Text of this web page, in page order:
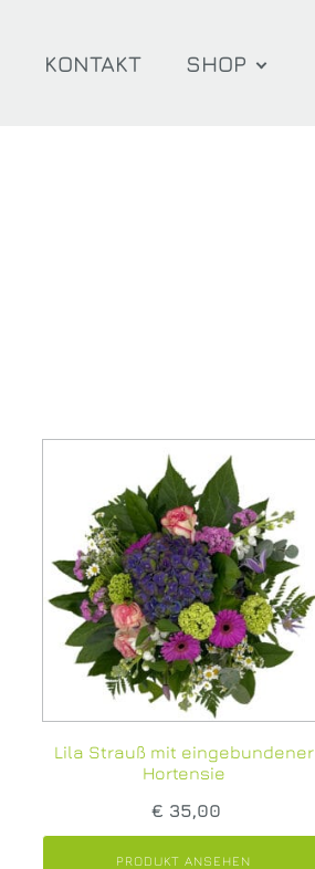
KONTAKT SHOP
Lila Strauß mit eingebundener
Hortensie
€ 35,00
PRODUKT ANSEHEN